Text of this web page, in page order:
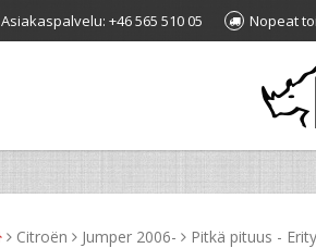
Asiakaspalvelu: +46 565 510 05 Nopeat
Citroën Jumper 2006- Pitkä pituus -